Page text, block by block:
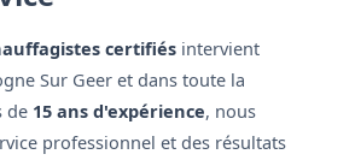
certifiés intervient
Sur Geer et dans toute la
de 15 ans d'expérience, nous
professionnel et des résultats